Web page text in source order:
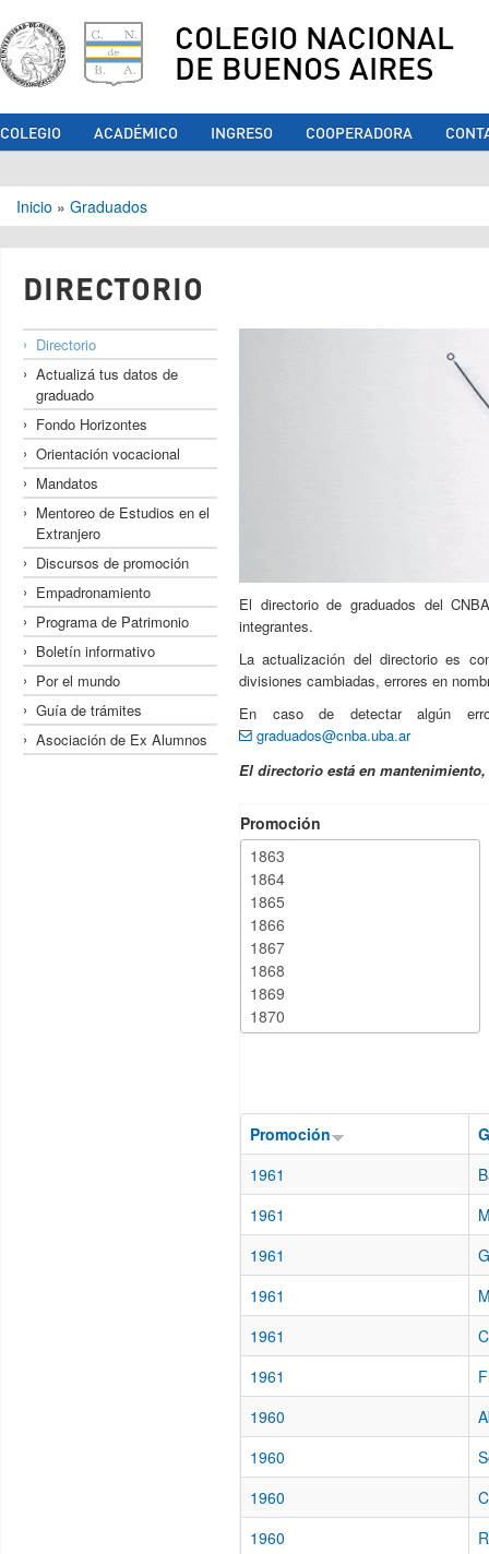
COLEGIO NACIONAL
DE BUENOS AIRES
COLEGIO ACADÉMICO INGRESO COOPERADORA
Se encuentra usted aquí
Inicio » Graduados
DIRECTORIO
Directorio
Actualizá tus datos de
graduado
Fondo Horizontes
Orientación vocacional
Mandatos
Mentoreo de Estudios en el
Extranjero
Discursos de promoción
Empadronamiento
Programa de Patrimonio
Boletín informativo
Por el mundo
Guía de trámites
Asociación de Ex Alumnos
El directorio de graduados del
integrantes.
La actualización del directorio es
divisiones cambiadas, errores en
En caso de detectar algún
graduados@cnba.uba.ar
El directorio está en
Promoción
Promoción
1961
1961
1961
1961
1961
1961
1960
1960
1960
1960